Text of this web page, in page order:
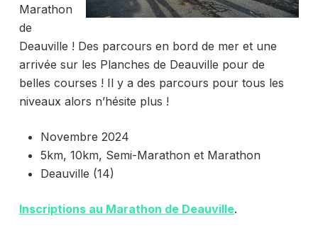
Marathon
de
Deauville ! Des parcours en bord de mer et une
arrivée sur les Planches de Deauville pour de
belles courses ! Il y a des parcours pour tous les
niveaux alors n’hésite plus !
Novembre 2024
5km, 10km, Semi-Marathon et Marathon
Deauville (14)
Inscriptions au Marathon de Deauville.